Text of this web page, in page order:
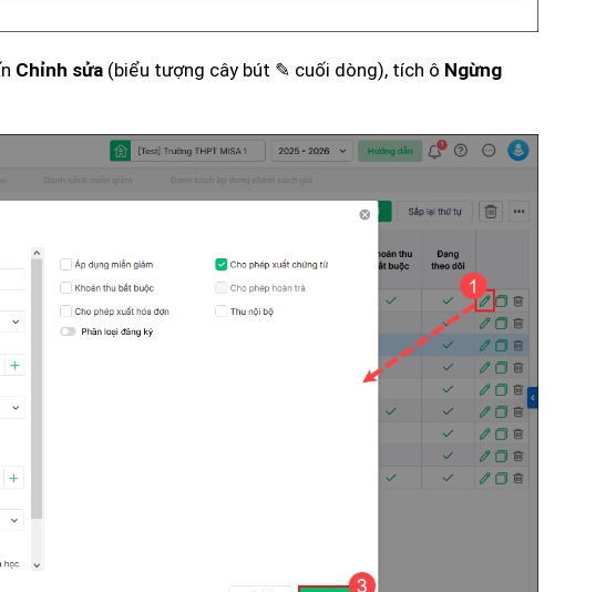
Chỉnh sửa (biểu tượng cây bút ✎ cuối dòng), tích ô Ngừng